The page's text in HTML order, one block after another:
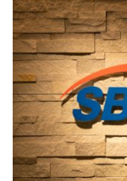
新卒エージェント
イベント・セミナー
インタビュー
就活成功ガイド
ナレッジ
リファレンス
プラン
個人向けプラン
評価結果一覧
再チャレンジ結果一覧
Tech Team Journal
paiza times
note
paizaとは？